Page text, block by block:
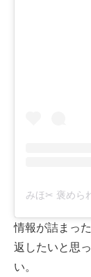
情報が詰まっ
返したいと思
い。